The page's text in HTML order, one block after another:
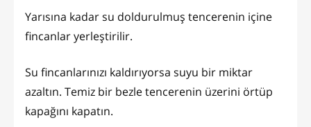
Yarısına kadar su doldurulmuş tencerenin içine
fincanlar yerleştirilir.
Su fincanlarınızı kaldırıyorsa suyu bir miktar
azaltın. Temiz bir bezle tencerenin üzerini örtüp
kapağını kapatın.